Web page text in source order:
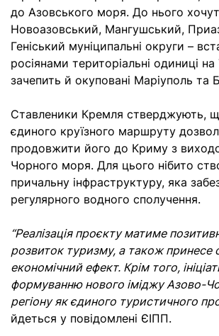
до Азовського моря. До нього
Новоазовський, Мангушський,
Геніський муніципальні округи –
росіянами територіальні одиниці
зачепить й окуповані Маріуполь та
Ставленики Кремля стверджують,
єдиного круїзного маршруту
продовжити його до Криму з
Чорного моря. Для цього нібито
причальну інфраструктуру, яка
регулярного водного сполучення.
“Реалізація проєкту матиме
розвиток туризму, а також принесе
економічний ефект. Крім того,
формуванню нового іміджу Азово-
регіону як єдиного туристичного
йдеться у повідомлені ЄІПП.